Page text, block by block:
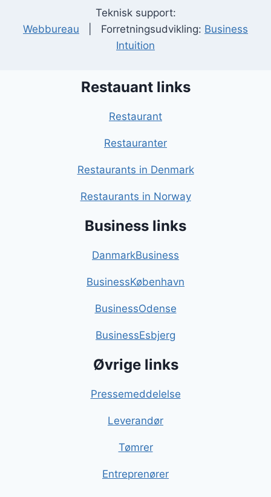
Teknisk support:
Webbureau | Forretningsudvikling: Business
Intuition
Restauant links
Restaurant
Restauranter
Restaurants in Denmark
Restaurants in Norway
Business links
DanmarkBusiness
BusinessKøbenhavn
BusinessOdense
BusinessEsbjerg
Øvrige links
Pressemeddelelse
Leverandør
Tømrer
Entreprenører